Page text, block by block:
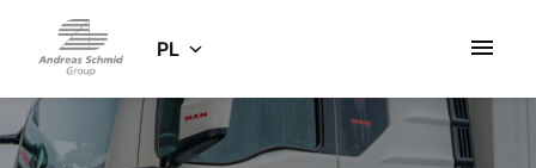
zawartości
Strona głównaPL